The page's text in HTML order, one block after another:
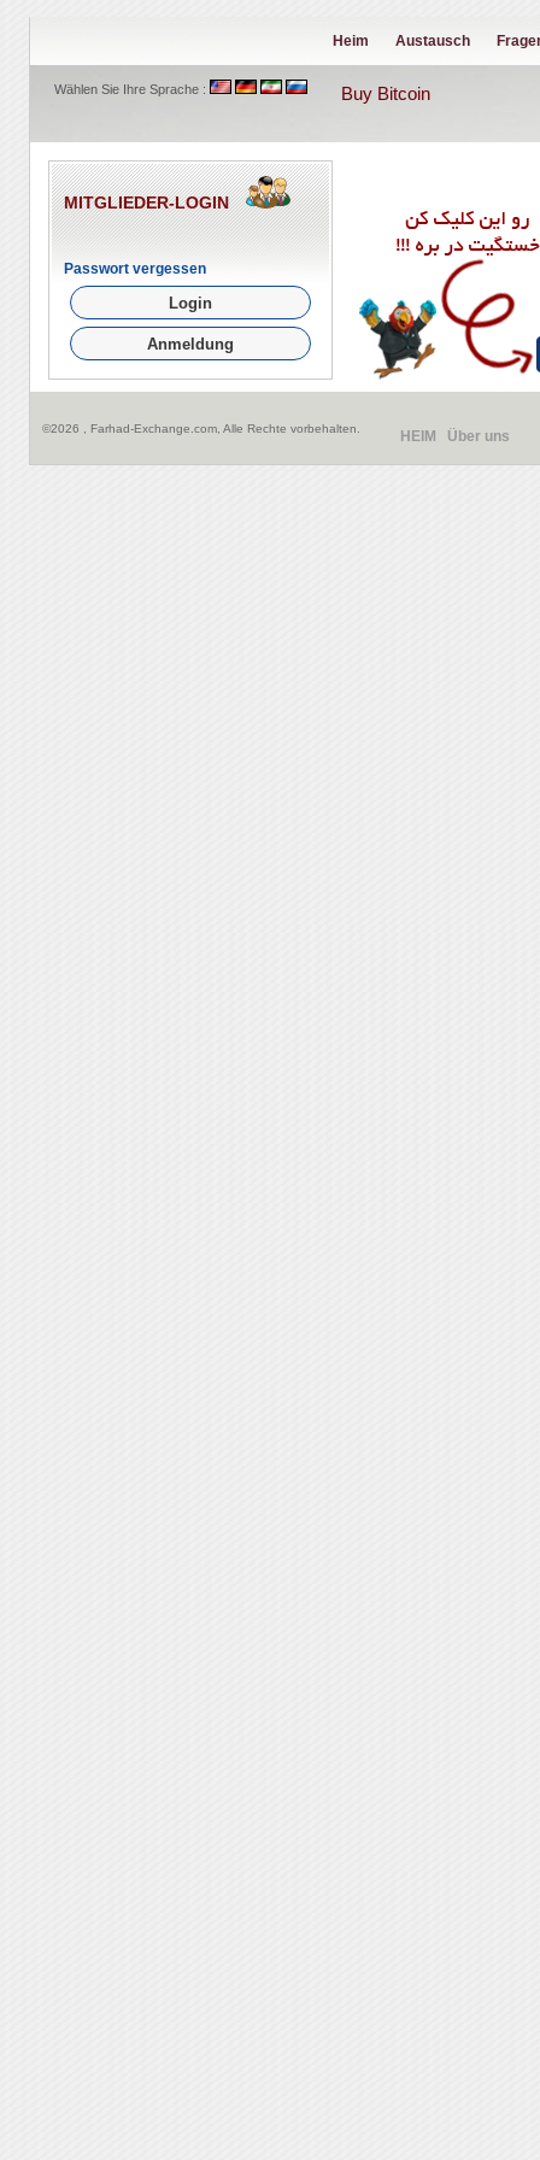
Heim Austausch
Wählen Sie Ihre Sprache : Buy Bitcoin
MITGLIEDER-LOGIN
Passwort vergessen
©2026 , Farhad-Exchange.com, Alle Rechte vorbehalten. HEIM Über uns